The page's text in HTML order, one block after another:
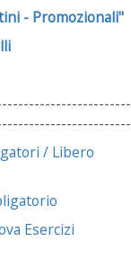
- Promozionali"
/ Libero
Esercizi